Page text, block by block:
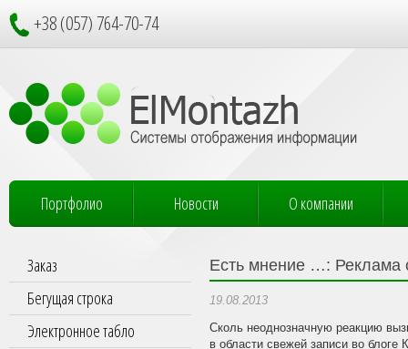
+38 (057) 764-70-74
Портфолио Новости О компании
Заказ
Бегущая строка
Электронное табло
Есть мнение …: Реклама
19.08.2013
Сколь неоднозначную реакцию
в области свежей записи во блоге